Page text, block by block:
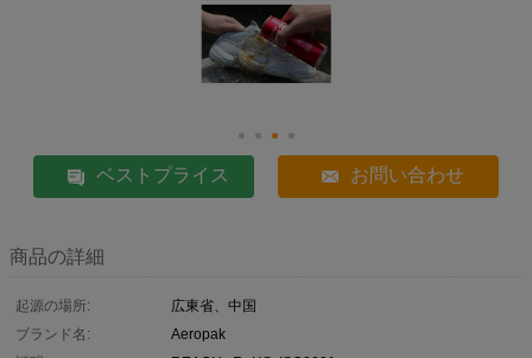
ベストプライス お問い合わせ
商品の詳細
起源の場所:
広東省、中国
ブランド名:
Aeropak